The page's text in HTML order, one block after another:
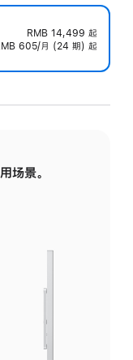
RMB 14,499 起
605/月 (24 期) 起
场景。